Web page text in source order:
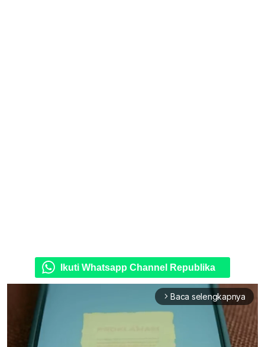
Ikuti Whatsapp Channel Republika
arrow_forward_ios Baca selengkapnya